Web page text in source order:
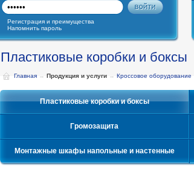
Регистрация и преимущества
Напомнить пароль
Пластиковые коробки и боксы
Главная → Продукция и услуги → Кроссовое оборудование
Пластиковые коробки и боксы
Громозащита
Монтажные шкафы напольные и настенные